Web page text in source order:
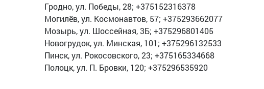
Гродно, ул. Победы, 28; +375152316378
Могилёв, ул. Космонавтов, 57; +375293662077
Мозырь, ул. Шоссейная, 3Б; +375296801405
Новогрудок, ул. Минская, 101; +375296132533
Пинск, ул. Рокосовского, 23; +375165334668
Полоцк, ул. П. Бровки, 120; +375296535920